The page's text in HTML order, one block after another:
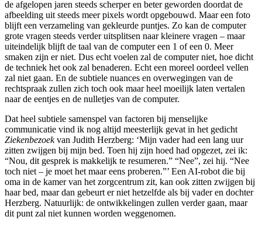
de afgelopen jaren steeds scherper en beter geworden doordat de
afbeelding uit steeds meer pixels wordt opgebouwd. Maar een foto
blijft een verzameling van gekleurde puntjes. Zo kan de computer
grote vragen steeds verder uitsplitsen naar kleinere vragen – maar
uiteindelijk blijft de taal van de computer een 1 of een 0. Meer
smaken zijn er niet. Dus echt voelen zal de computer niet, hoe dicht
de techniek het ook zal benaderen. Echt een moreel oordeel vellen
zal niet gaan. En de subtiele nuances en overwegingen van de
rechtspraak zullen zich toch ook maar heel moeilijk laten vertalen
naar de eentjes en de nulletjes van de computer.
Dat heel subtiele samenspel van factoren bij menselijke
communicatie vind ik nog altijd meesterlijk gevat in het gedicht
Ziekenbezoekvan Judith Herzberg: ‘Mijn vader had een lang uur
zitten zwijgen bij mijn bed. Toen hij zijn hoed had opgezet, zei ik:
“Nou, dit gesprek is makkelijk te resumeren.” “Nee”, zei hij. “Nee
toch niet – je moet het maar eens proberen.”’ Een AI-robot die bij
oma in de kamer van het zorgcentrum zit, kan ook zitten zwijgen bij
haar bed, maar dan gebeurt er niet hetzelfde als bij vader en dochter
Herzberg. Natuurlijk: de ontwikkelingen zullen verder gaan, maar
dit punt zal niet kunnen worden weggenomen.